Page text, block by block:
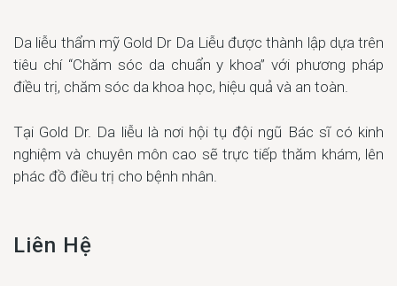
Da liễu thẩm mỹ Gold Dr Da Liễu được thành lập dựa trên
tiêu chí “Chăm sóc da chuẩn y khoa” với phương pháp
điều trị, chăm sóc da khoa học, hiệu quả và an toàn.
Tại Gold Dr. Da liễu là nơi hội tụ đội ngũ Bác sĩ có kinh
nghiệm và chuyên môn cao sẽ trực tiếp thăm khám, lên
phác đồ điều trị cho bệnh nhân.
Liên Hệ